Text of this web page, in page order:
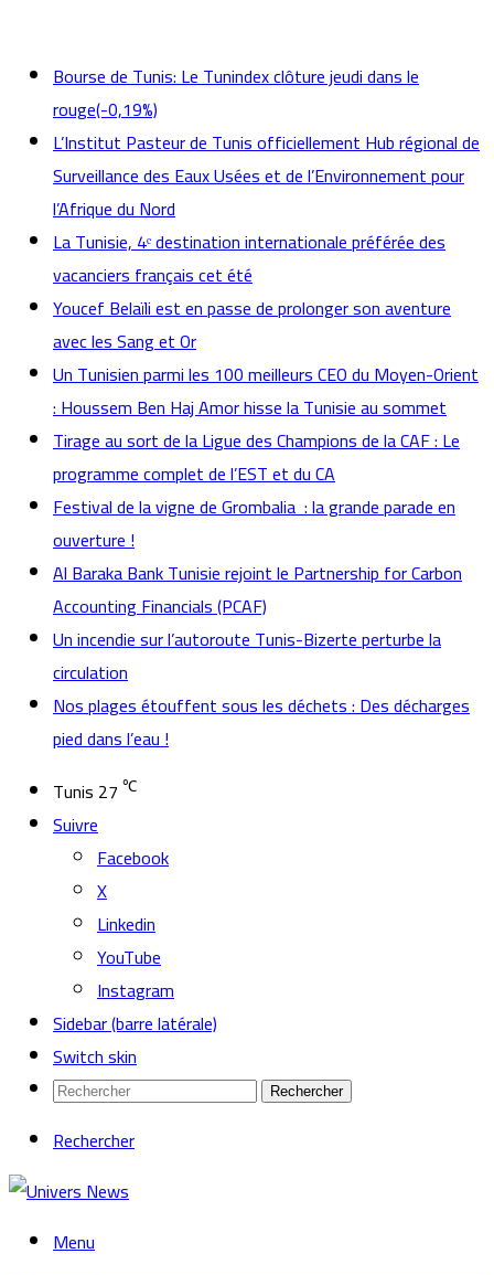
Bourse de Tunis: Le Tunindex clôture jeudi dans le
rouge(-0,19%)
L’Institut Pasteur de Tunis officiellement Hub régional de
Surveillance des Eaux Usées et de l’Environnement pour
l’Afrique du Nord
La Tunisie, 4ᵉ destination internationale préférée des
vacanciers français cet été
Youcef Belaïli est en passe de prolonger son aventure
avec les Sang et Or
Un Tunisien parmi les 100 meilleurs CEO du Moyen-Orient
: Houssem Ben Haj Amor hisse la Tunisie au sommet
Tirage au sort de la Ligue des Champions de la CAF : Le
programme complet de l’EST et du CA
Festival de la vigne de Grombalia : la grande parade en
ouverture !
Al Baraka Bank Tunisie rejoint le Partnership for Carbon
Accounting Financials (PCAF)
Un incendie sur l’autoroute Tunis-Bizerte perturbe la
circulation
Nos plages étouffent sous les déchets : Des décharges
pied dans l’eau !
Tunis 27 ℃
Suivre
Facebook
X
Linkedin
YouTube
Instagram
Sidebar (barre latérale)
Switch skin
Rechercher
Rechercher
Menu